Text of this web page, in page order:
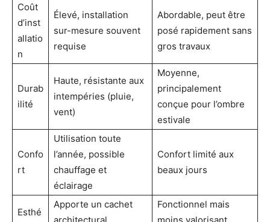
Coût
d’inst
allatio
n
Élevé, installation
sur-mesure souvent
requise
Abordable, peut être
posé rapidement sans
gros travaux
Durab
ilité
Haute, résistante aux
intempéries (pluie,
vent)
Moyenne,
principalement
conçue pour l’ombre
estivale
Confo
rt
Utilisation toute
l’année, possible
chauffage et
éclairage
Confort limité aux
beaux jours
Esthé
Apporte un cachet
architectural
Fonctionnel mais
moins valorisant